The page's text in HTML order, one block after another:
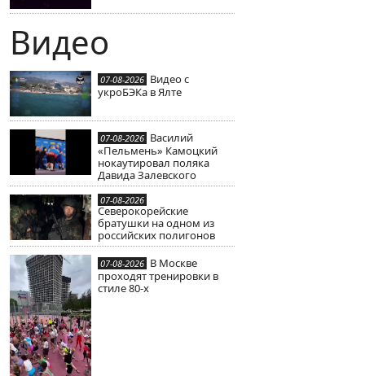
Видео
07-08-2026 Видео с
укроБЭКа в Ялте
07-08-2026 Василий
«Пельмень» Камоцкий
нокаутировал поляка
Давида Залевского
07-08-2026
Северокорейские
братушки на одном из
российских полигонов
07-08-2026 В Москве
проходят тренировки в
стиле 80-х